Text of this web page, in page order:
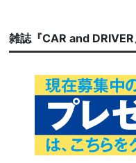
雑誌『CAR and